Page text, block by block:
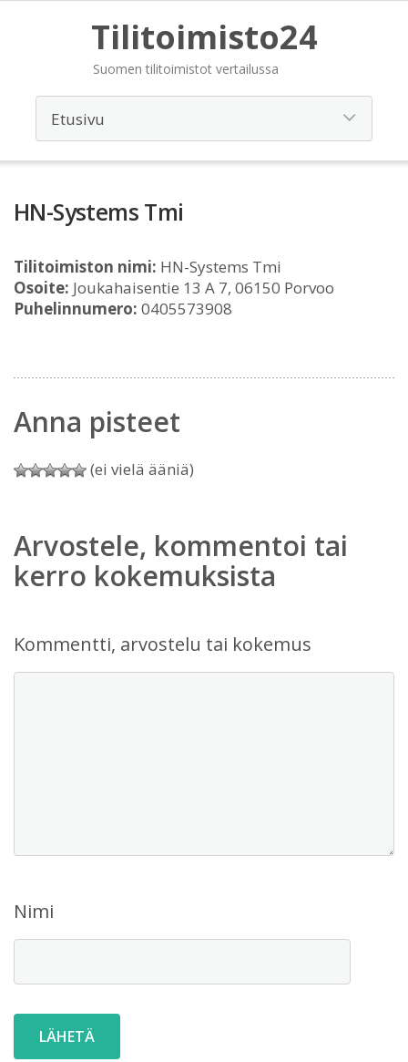
Tilitoimisto24
Suomen tilitoimistot vertailussa
HN-Systems Tmi
Tilitoimiston nimi: HN-Systems Tmi
Osoite: Joukahaisentie 13 A 7, 06150 Porvoo
Puhelinnumero: 0405573908
Anna pisteet
(ei vielä ääniä)
Arvostele, kommentoi tai
kerro kokemuksista
Kommentti, arvostelu tai kokemus
Nimi